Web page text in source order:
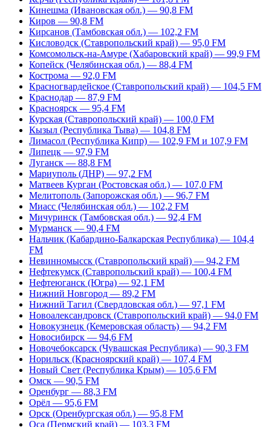
Кинешма (Ивановская обл.) — 90,8 FM
Киров — 90,8 FM
Кирсанов (Тамбовская обл.) — 102,2 FM
Кисловодск (Ставропольский край) — 95,0 FM
Комсомольск-на-Амуре (Хабаровский край) — 99,9 FM
Копейск (Челябинская обл.) — 88,4 FM
Кострома — 92,0 FM
Красногвардейское (Ставропольский край) — 104,5 FM
Краснодар — 87,9 FM
Красноярск — 95,4 FM
Курская (Ставропольский край) — 100,0 FM
Кызыл (Республика Тыва) — 104,8 FM
Лимасол (Республика Кипр) — 102,9 FM и 107,9 FM
Липецк — 97,9 FM
Луганск — 88,8 FM
Мариуполь (ДНР) — 97,2 FM
Матвеев Курган (Ростовская обл.) — 107,0 FM
Мелитополь (Запорожская обл.) — 96,7 FM
Миасс (Челябинская обл.) — 102,2 FM
Мичуринск (Тамбовская обл.) — 92,4 FM
Мурманск — 90,4 FM
Нальчик (Кабардино-Балкарская Республика) — 104,4
FM
Невинномысск (Ставропольский край) — 94,2 FM
Нефтекумск (Ставропольский край) — 100,4 FM
Нефтеюганск (Югра) — 92,1 FM
Нижний Новгород — 89,2 FM
Нижний Тагил (Свердловская обл.) — 97,1 FM
Новоалександровск (Ставропольский край) — 94,0 FM
Новокузнецк (Кемеровская область) — 94,2 FM
Новосибирск — 94,6 FM
Новочебоксарск (Чувашская Республика) — 90,3 FM
Норильск (Красноярский край) — 107,4 FM
Новый Свет (Республика Крым) — 105,6 FM
Омск — 90,5 FM
Оренбург — 88,3 FM
Орёл — 95,6 FM
Орск (Оренбургская обл.) — 95,8 FM
Оса (Пермский край) — 103,3 FM